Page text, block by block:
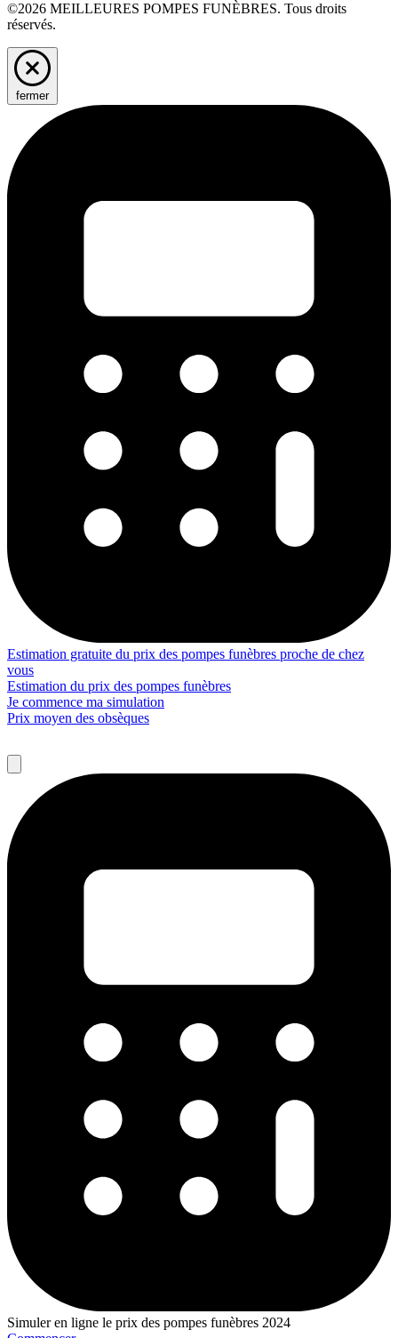
©2026 MEILLEURES POMPES FUNÈBRES. Tous droits
réservés.
fermer
Estimation gratuite du prix des pompes funèbres proche de chez
vous
Estimation du prix des pompes funèbres
Je commence ma simulation
Prix moyen des obsèques
Simuler en ligne le prix des pompes funèbres 2024